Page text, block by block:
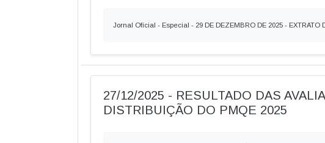
Jornal Oficial - Especial - 29 DE DEZEMBRO DE 2025 - EXTRATO
27/12/2025 - RESULTADO DAS
DISTRIBUIÇÃO DO PMQE 2025